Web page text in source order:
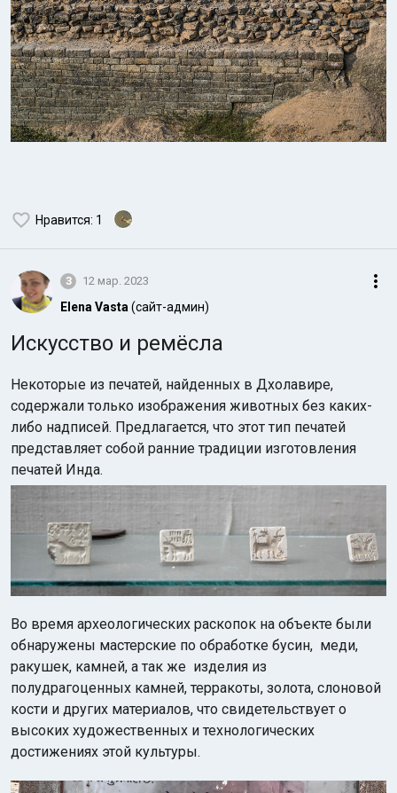
Нравится: 1
3 12 мар. 2023
Elena Vasta (сайт-админ)
Искусство и ремёсла
Некоторые из печатей, найденных в Дхолавире,
содержали только изображения животных без каких-
либо надписей. Предлагается, что этот тип печатей
представляет собой ранние традиции изготовления
печатей Инда.
Во время археологических раскопок на объекте были
обнаружены мастерские по обработке бусин, меди,
ракушек, камней, а так же изделия из
полудрагоценных камней, терракоты, золота, слоновой
кости и других материалов, что свидетельствует о
высоких художественных и технологических
достижениях этой культуры.